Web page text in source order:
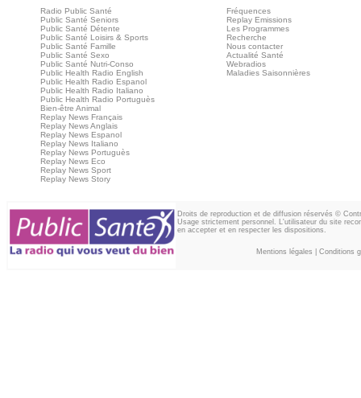
Radio Public Santé
Public Santé Seniors
Public Santé Détente
Public Santé Loisirs & Sports
Public Santé Famille
Public Santé Sexo
Public Santé Nutri-Conso
Public Health Radio English
Public Health Radio Espanol
Public Health Radio Italiano
Public Health Radio Portuguès
Bien-être Animal
Replay News Français
Replay News Anglais
Replay News Espanol
Replay News Italiano
Replay News Portuguès
Replay News Eco
Replay News Sport
Replay News Story
Fréquences
Replay Emissions
Les Programmes
Recherche
Nous contacter
Actualité Santé
Webradios
Maladies Saisonnières
Droits de reproduction et de diffusion réservés ©
Usage strictement personnel. L'utilisateur du site
en accepter et en respecter les dispositions.
Mentions légales Conditions